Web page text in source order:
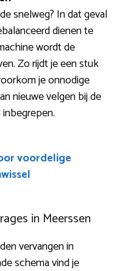
snelweg? In dat geval
dienen te
wordt de
Zo rijdt je een stuk
je onnodige
nieuwe velgen bij de
voordelige
in Meerssen
vervangen in
schema vind je